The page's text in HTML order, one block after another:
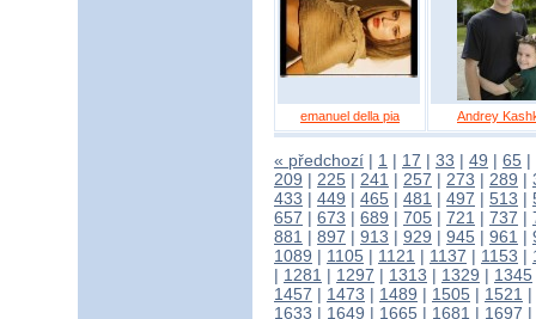
emanuel della pia Andrey
« předchozí | 1 | 17 | 33 | 49 | 65 |
209 | 225 | 241 | 257 | 273 | 289 |
433 | 449 | 465 | 481 | 497 | 513 |
657 | 673 | 689 | 705 | 721 | 737 |
881 | 897 | 913 | 929 | 945 | 961 |
1089 | 1105 | 1121 | 1137 | 1153 |
| 1281 | 1297 | 1313 | 1329 | 1345
1457 | 1473 | 1489 | 1505 | 1521 |
1633 | 1649 | 1665 | 1681 | 1697 |